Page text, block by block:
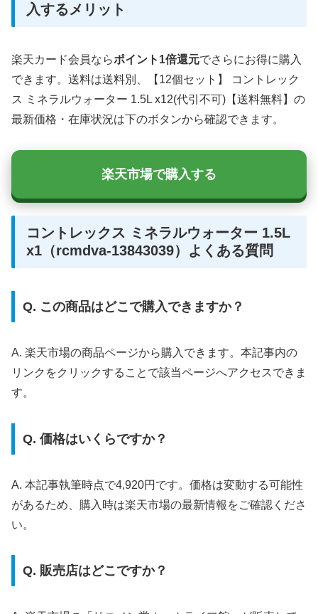
入するメリット
楽天カード会員ならポイント1倍還元でさらにお得に購入
できます。送料は送料別、【12個セット】 コントレック
ス ミネラルウォーター 1.5L x12(代引不可)【送料無料】の
最新価格・在庫状況は下のボタンから確認できます。
楽天市場で購入する
コントレックス ミネラルウォーター 1.5L
x1（rcmdva-13843039）よくある質問
Q. この商品はどこで購入できますか？
A. 楽天市場の商品ページから購入できます。本記事内の
リンクをクリックすることで該当ページへアクセスできま
す。
Q. 価格はいくらですか？
A. 本記事執筆時点で4,920円です。価格は変動する可能性
があるため、購入時は楽天市場の最新情報をご確認くださ
い。
Q. 販売店はどこですか？